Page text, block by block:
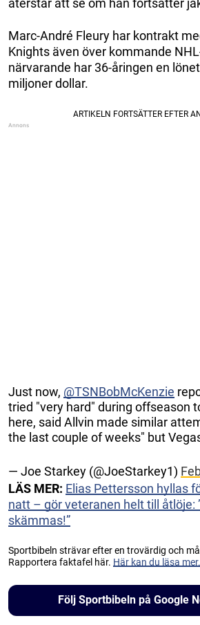
återstår att se om han fortsätter
Marc-André Fleury har kontrakt
Knights även över kommande
närvarande har 36-åringen en
miljoner dollar.
Just now, @TSNBobMcKenzie
tried "very hard" during offseason
here, said Allvin made similar
the last couple of weeks" but
— Joe Starkey (@JoeStarkey1)
LÄS MER: Elias Pettersson hyllas
natt – gör veteranen helt till åtlöje:
skämmas!”
Sportbibeln strävar efter en trovärdig och
Rapportera faktafel här. Här kan du läsa
Följ Sportbibeln på Google